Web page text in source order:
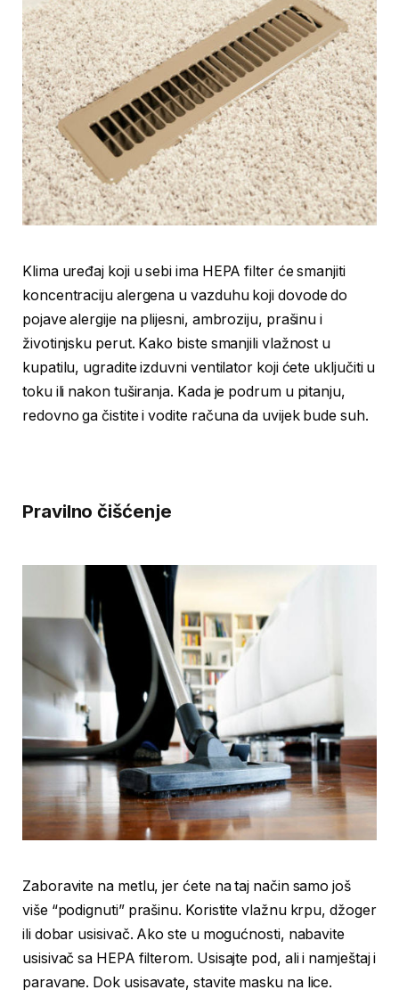
Klima uređaj koji u sebi ima HEPA filter će smanjiti
koncentraciju alergena u vazduhu koji dovode do
pojave alergije na plijesni, ambroziju, prašinu i
životinjsku perut. Kako biste smanjili vlažnost u
kupatilu, ugradite izduvni ventilator koji ćete uključiti u
toku ili nakon tuširanja. Kada je podrum u pitanju,
redovno ga čistite i vodite računa da uvijek bude suh.
Pravilno čišćenje
Zaboravite na metlu, jer ćete na taj način samo još
više “podignuti” prašinu. Koristite vlažnu krpu, džoger
ili dobar usisivač. Ako ste u mogućnosti, nabavite
usisivač sa HEPA filterom. Usisajte pod, ali i namještaj i
paravane. Dok usisavate, stavite masku na lice.